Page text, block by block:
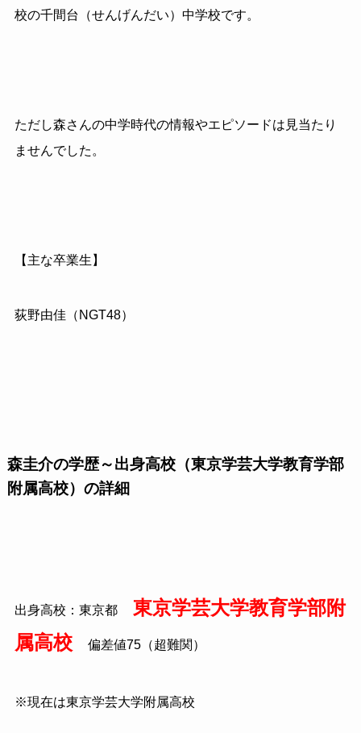
校の千間台（せんげんだい）中学校です。
ただし森さんの中学時代の情報やエピソードは見当たり
ませんでした。
【主な卒業生】
荻野由佳（NGT48）
森圭介の学歴～出身高校（東京学芸大学教育学部
附属高校）の詳細
出身高校：東京都
東京学芸大学教育学部附
属高校
偏差値75（超難関）
※現在は東京学芸大学附属高校